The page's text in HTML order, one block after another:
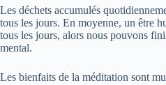
Les déchets accumulés
tous les jours. En moyenne, un être
tous les jours, alors nous pouvons
mental.
Les bienfaits de la méditation sont